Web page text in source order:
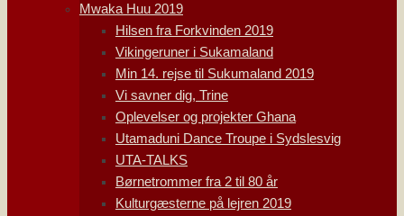
Mwaka Huu 2019
Hilsen fra Forkvinden 2019
Vikingeruner i Sukamaland
Min 14. rejse til Sukumaland 2019
Vi savner dig, Trine
Oplevelser og projekter Ghana
Utamaduni Dance Troupe i Sydslesvig
UTA-TALKS
Børnetrommer fra 2 til 80 år
Kulturgæsterne på lejren 2019